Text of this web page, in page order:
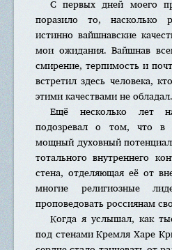
С первых дней моего
поразило то, насколько
истинно вайшнавские
мои ожидания. Вайшнав
смирение, терпимость и
встретил здесь человека,
этими качествами не обладал.
Ещё несколько лет
подозревал о том, что в
мощный духовный
тотального внутреннего
стена, отделяющая её от
многие религиозные
проповедовать россиянам
Когда я услышал, как
под стенами Кремля Харе